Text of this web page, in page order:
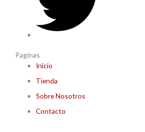
Paginas
Inicio
Tienda
Sobre Nosotros
Contacto